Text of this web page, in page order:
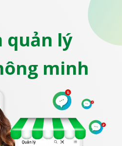
quản lý
minh